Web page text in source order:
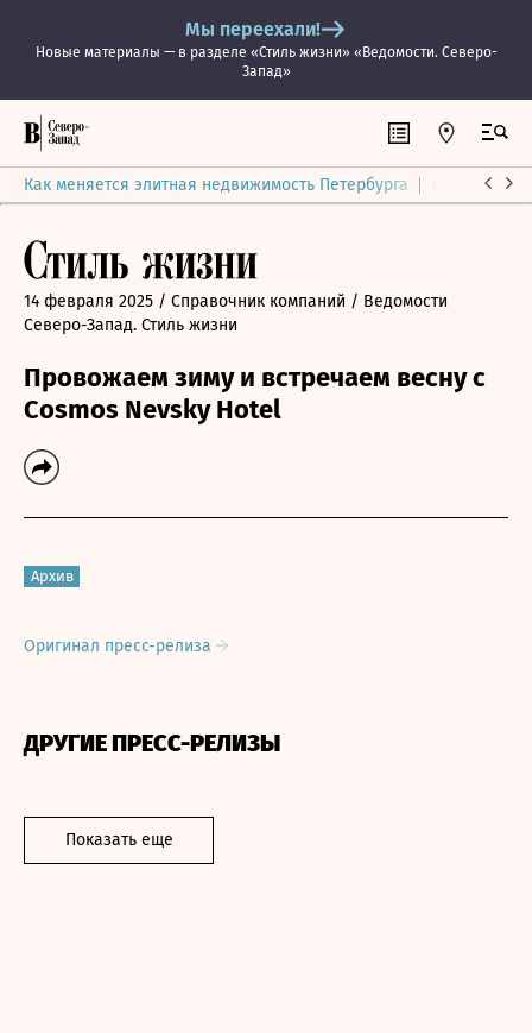
Мы переехали!
Новые материалы — в разделе «Стиль жизни» «Ведомости. Северо-
Запад»
Как меняется элитная недвижимость Петербурга Ситуация
14 февраля 2025 / Справочник компаний / Ведомости
Северо-Запад. Стиль жизни
Провожаем зиму и встречаем весну с
Cosmos Nevsky Hotel
Архив
Оригинал пресс-релиза
ДРУГИЕ ПРЕСС-РЕЛИЗЫ
Показать еще